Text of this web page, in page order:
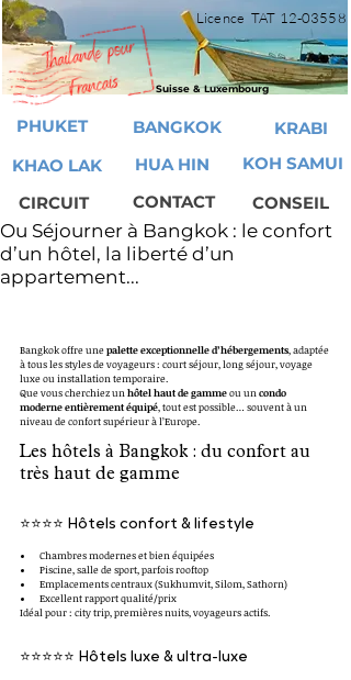
Licence TAT 12-03558
PHUKET BANGKOK
KRABI
KHAO LAK
HUA HIN
KOH SAMUI
CONTACT
CONSEIL
CIRCUIT
Suisse & Luxembourg
Ou Séjourner à Bangkok : le confort
d’un hôtel, la liberté d’un
appartement...
Bangkok offre une palette exceptionnelle d’hébergements, adaptée
à tous les styles de voyageurs : court séjour, long séjour, voyage
luxe ou installation temporaire.
Que vous cherchiez un hôtel haut de gamme ou un condo
moderne entièrement équipé, tout est possible… souvent à un
niveau de confort supérieur à l’Europe.
Les hôtels à Bangkok : du confort au
très haut de gamme
⭐⭐⭐⭐ Hôtels confort & lifestyle
Chambres modernes et bien équipées
Piscine, salle de sport, parfois rooftop
Emplacements centraux (Sukhumvit, Silom, Sathorn)
Excellent rapport qualité/prix
Idéal pour : city trip, premières nuits, voyageurs actifs.
⭐⭐⭐⭐⭐ Hôtels luxe & ultra-luxe